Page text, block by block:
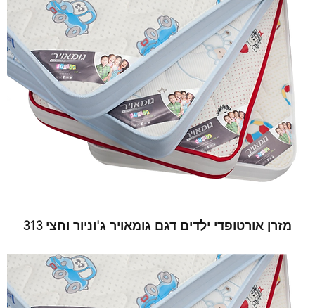
מזרן אורטופדי ילדים דגם גומאויר ג'וניור וחצי 313